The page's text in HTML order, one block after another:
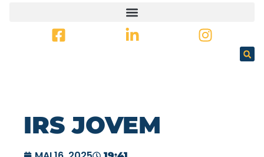
IRS JOVEM